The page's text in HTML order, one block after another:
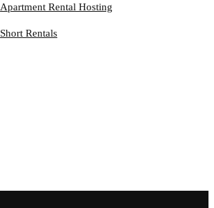
Apartment Rental Hosting
Short Rentals